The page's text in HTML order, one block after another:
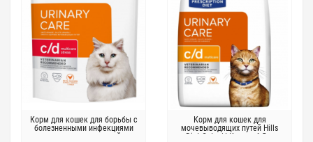
Корм для кошек для борьбы с
болезненными инфекциями
мочевыводящих путей и
Корм для кошек для
мочевыводящих путей Hills
Diet Cat c/d Курица 1,5кг